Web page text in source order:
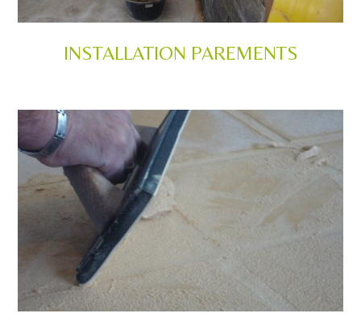
INSTALLATION PAREMENTS